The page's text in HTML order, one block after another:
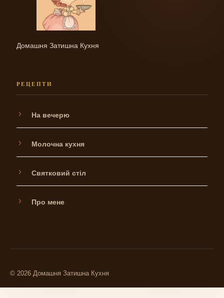
Домашня Затишна Кухня
РЕЦЕПТИ
На вечерю
Молочна кухня
Святковий стіл
Про мене
© 2026 Домашня Затишна Кухня